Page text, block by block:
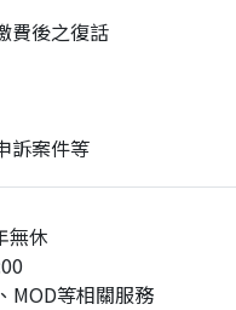
費後之復話
訴案件等
無休
MOD等相關服務